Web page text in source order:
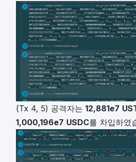
(Tx 4, 5) 공격자는 12,881e7
1,000,196e7 USDC를 차입하였